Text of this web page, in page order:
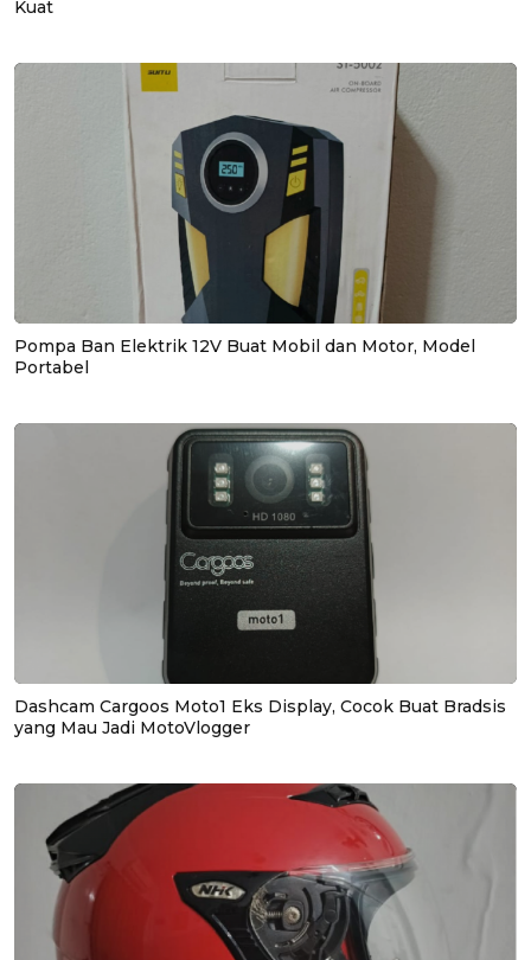
Kuat
Pompa Ban Elektrik 12V Buat Mobil dan Motor, Model
Portabel
Dashcam Cargoos Moto1 Eks Display, Cocok Buat Bradsis
yang Mau Jadi MotoVlogger